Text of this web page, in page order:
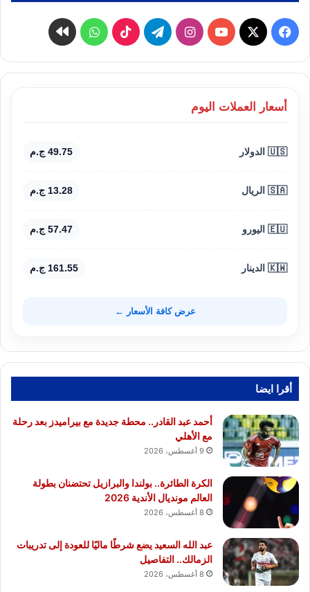
فيسبوك
‫X
‫YouTubeانستقرامتيلقرام ‫TikTokواتسابكواى
أسعار العملات اليوم
🇺🇸 الدولار 49.75 ج.م
🇸🇦 الريال 13.28 ج.م
🇪🇺 اليورو 57.47 ج.م
🇰🇼 الدينار 161.55 ج.م
عرض كافة الأسعار ←
أقرا ايضا
أحمد عبد القادر.. محطة جديدة مع بيراميدز بعد رحلة
مع الأهلي
9 أغسطس، 2026
الكرة الطائرة.. بولندا والبرازيل تحتضنان بطولة
العالم مونديال الأندية 2026
8 أغسطس، 2026
عبد الله السعيد يضع شرطًا ماليًا للعودة إلى تدريبات
الزمالك.. التفاصيل
8 أغسطس، 2026